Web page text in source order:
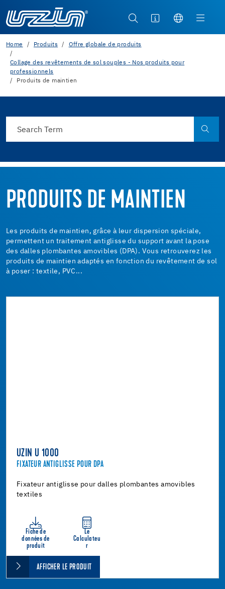
Home Produits Offre globale de produits
Collage des revêtements de sol souples - Nos produits pour
professionnels
Produits de maintien
PRODUITS DE MAINTIEN
Les produits de maintien, grâce à leur dispersion spéciale,
permettent un traitement antiglisse du support avant la pose
des dalles plombantes amovibles (DPA). Vous retrouverez les
produits de maintien adaptés en fonction du revêtement de sol
à poser : textile, PVC...
UZIN U 1000
FIXATEUR ANTIGLISSE POUR DPA
Fixateur antiglisse pour dalles plombantes amovibles
textiles
Fiche de
données de
produit
Le
Calculateu
r
AFFICHER LE PRODUIT